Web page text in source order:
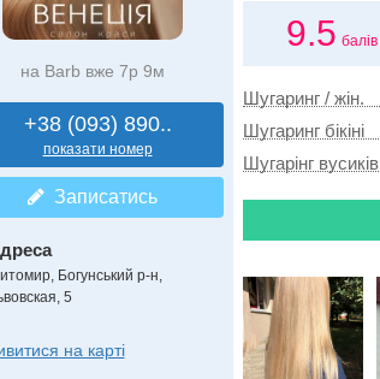
на Barb вже 7р 9м
+38 (093) 890..
показати номер
Записатись
Богунський р-н
5
на карті
9.5 балів
Шугаринг / жін.
Шугаринг бікіні
Шугарінг вусиків